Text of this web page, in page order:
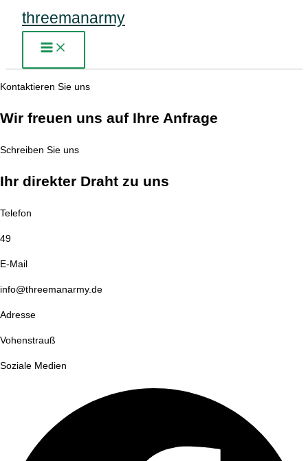
Zum
Inhalt
springen
threemanarmy
Main
Kontaktieren Sie uns
Wir freuen uns auf Ihre Anfrage
Schreiben Sie uns
Ihr direkter Draht zu uns
Telefon
49
E-Mail
info@threemanarmy.de
Adresse
Vohenstrauß
Soziale Medien